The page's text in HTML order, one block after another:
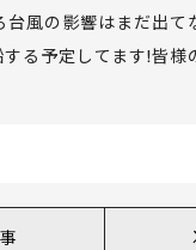
台風の影響はまだ出て
る予定してます!皆様